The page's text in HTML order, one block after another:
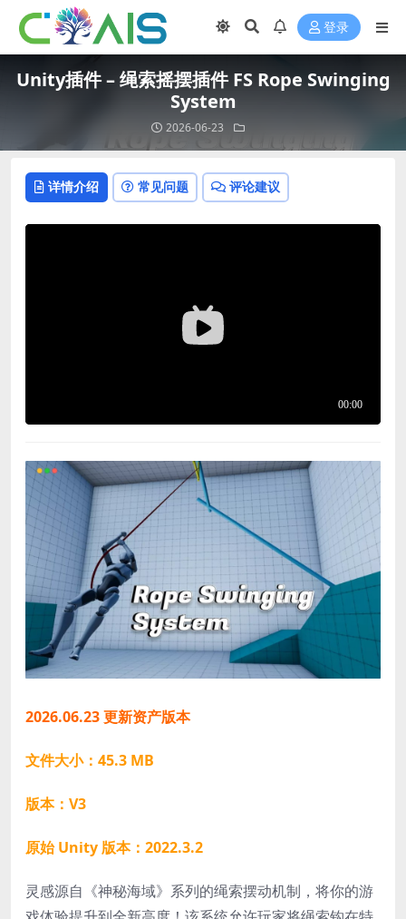
登录
Unity插件 – 绳索摇摆插件 FS Rope Swinging
System
2026-06-23
详情介绍 常见问题 评论建议
2026.06.23 更新资产版本
文件大小：45.3 MB
版本：V3
原始 Unity 版本：2022.3.2
灵感源自《神秘海域》系列的绳索摆动机制，将你的游